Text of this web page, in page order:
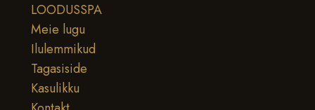
LOODUSSPA
Meie lugu
Ilulemmikud
Tagasiside
Kasulikku